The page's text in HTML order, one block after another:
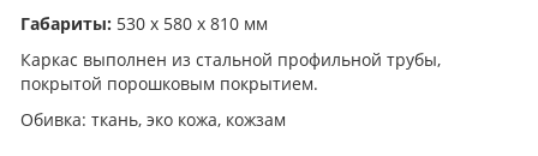
Габариты: 530 x 580 x 810 мм
Каркас выполнен из стальной профильной трубы,
покрытой порошковым покрытием.
Обивка: ткань, эко кожа, кожзам